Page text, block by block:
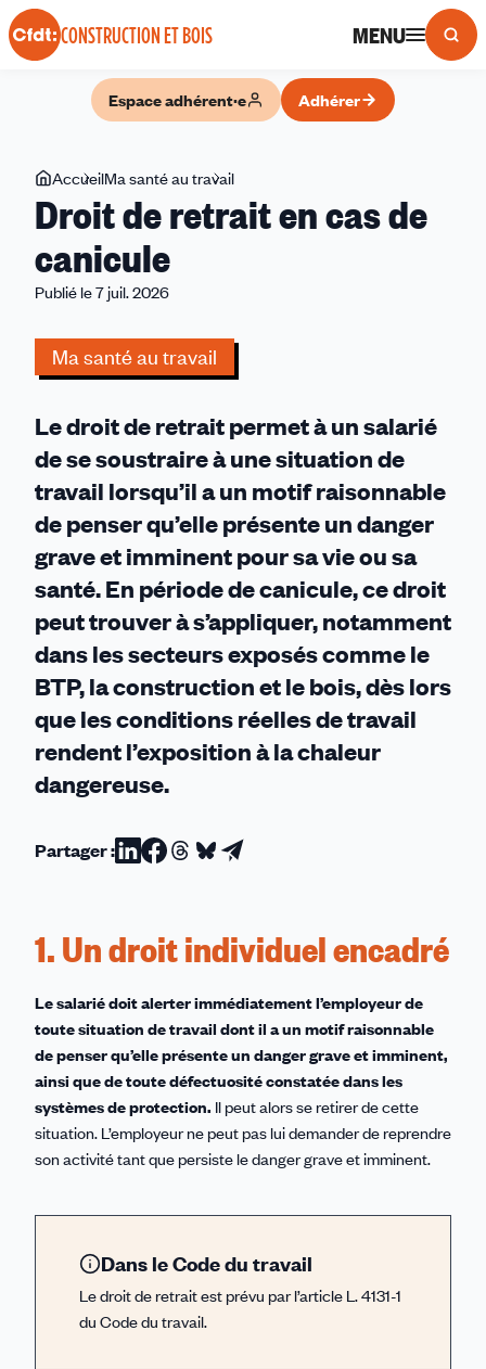
Panneau de gestion des cookies
CONSTRUCTION ET BOIS MENU
Espace adhérent·e Adhérer
Vous
êtes
ici
AccueilMa santé au travail
de
canicule
Droit de retrait en cas de
canicule
Publié le 7 juil. 2026
Ma santé au travail
Le droit de retrait permet à un salarié
de se soustraire à une situation de
travail lorsqu’il a un motif raisonnable
de penser qu’elle présente un danger
grave et imminent pour sa vie ou sa
santé. En période de canicule, ce droit
peut trouver à s’appliquer, notamment
dans les secteurs exposés comme le
BTP, la construction et le bois, dès lors
que les conditions réelles de travail
rendent l’exposition à la chaleur
dangereuse.
Partager :Partager
Linkedin
Partager
Facebook
Partager
Threads
Partager
Bluesky
Partager
email
1. Un droit individuel encadré
Le salarié doit alerter immédiatement l’employeur de
toute situation de travail dont il a un motif raisonnable
de penser qu’elle présente un danger grave et imminent,
ainsi que de toute défectuosité constatée dans les
systèmes de protection. Il peut alors se retirer de cette
situation. L’employeur ne peut pas lui demander de reprendre
son activité tant que persiste le danger grave et imminent.
Dans le Code du travail
Le droit de retrait est prévu par l’article L. 4131-1
du Code du travail.